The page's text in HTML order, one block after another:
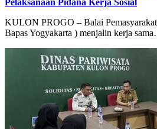
Pelaksanaan Pidana Kerja Sosial
KULON PROGO – Balai
Bapas Yogyakarta ) menjalin kerja